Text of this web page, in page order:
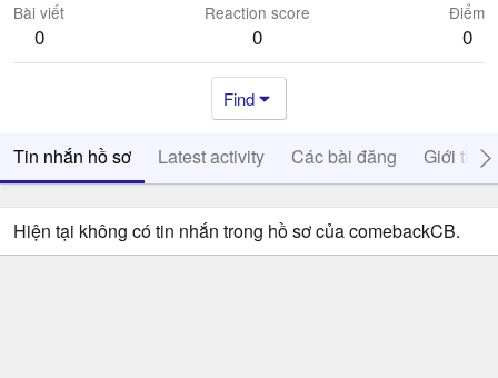
Bài viết
0
Reaction score
0
Điểm
0
Find
Tin nhắn hồ sơ Latest activity Các bài đăng Giới thiệu
Hiện tại không có tin nhắn trong hồ sơ của comebackCB.